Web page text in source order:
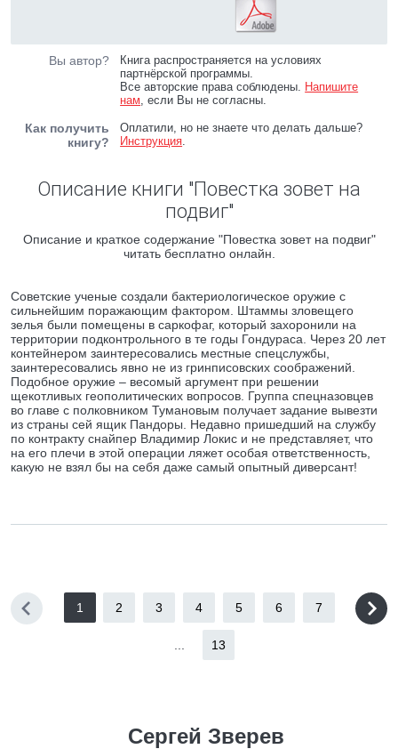
Вы автор?
Книга распространяется на условиях
партнёрской программы.
Все авторские права соблюдены. Напишите
нам, если Вы не согласны.
Как получить
книгу?
Оплатили, но не знаете что делать дальше?
Инструкция.
Описание книги "Повестка зовет на
подвиг"
Описание и краткое содержание "Повестка зовет на подвиг"
читать бесплатно онлайн.
Советские ученые создали бактериологическое оружие с
сильнейшим поражающим фактором. Штаммы зловещего
зелья были помещены в саркофаг, который захоронили на
территории подконтрольного в те годы Гондураса. Через 20 лет
контейнером заинтересовались местные спецслужбы,
заинтересовались явно не из гринписовских соображений.
Подобное оружие – весомый аргумент при решении
щекотливых геополитических вопросов. Группа спецназовцев
во главе с полковником Тумановым получает задание вывезти
из страны сей ящик Пандоры. Недавно пришедший на службу
по контракту снайпер Владимир Локис и не представляет, что
на его плечи в этой операции ляжет особая ответственность,
какую не взял бы на себя даже самый опытный диверсант!
1 2 3 4 5 6 7
13
Сергей Зверев